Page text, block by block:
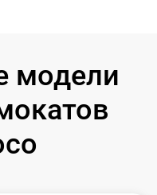
модели